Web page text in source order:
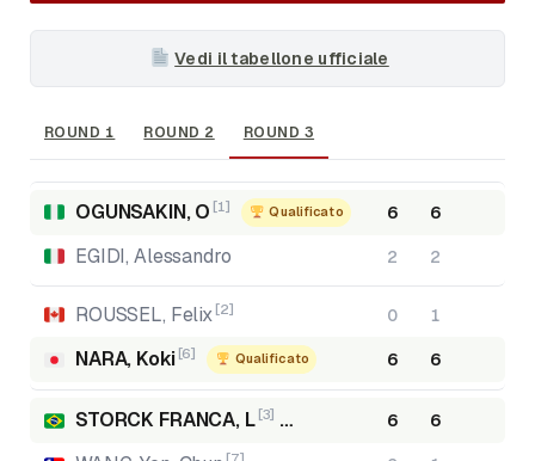
Vedi il tabellone ufficiale
ROUND 1 ROUND 2 ROUND 3
OGUNSAKIN, O [1] Qualificato 6 6
EGIDI, Alessandro 2 2
ROUSSEL, Felix [2] 0 1
NARA, Koki [6] Qualificato 6 6
STORCK FRANCA, L [3] Qualificato6 6